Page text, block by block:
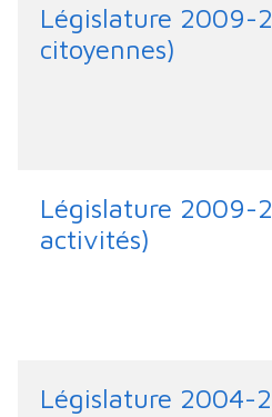
Législature 2009-
citoyennes)
Législature 2009-
activités)
Législature 2004-